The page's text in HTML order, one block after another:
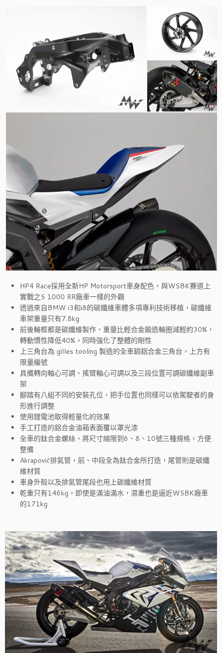
HP4 Race採用全新HP Motorsport車身配色，與WSBK賽道上
實戰之S 1000 RR廠車一樣的外觀
透過來自BMW i3和i8的碳纖維車體多項專利技術移植，碳纖維
車架重量只有7.8kg
前後輪框都是碳纖維製作，重量比輕合金鍛造輪圈減輕約30%，
轉動慣性降低40%，同時強化了整體的剛性
上三角台為 gilles tooling 製造的全車銷鋁合金三角台，上方有
限量編號
具備轉向軸心可調、搖臂軸心可調以及三段位置可調碳纖維副車
架
腳踏有八組不同的安裝孔位，把手位置也同樣可以依駕駛者的身
形進行調整
使用鋰電池取得輕量化的效果
手工打造的鋁合金油箱表面覆以罩光漆
全車的鈦合金螺絲，將尺寸縮限到6、8、10號三種規格，方便
整備
Akrapovič排氣管，前、中段全為鈦合金所打造，尾管則是碳纖
維材質
車身外殼以及排氣管尾段也用上碳纖維材質
乾重只有146kg，即使是滿油滿水，濕重也是逼近WSBK廠車
的171kg